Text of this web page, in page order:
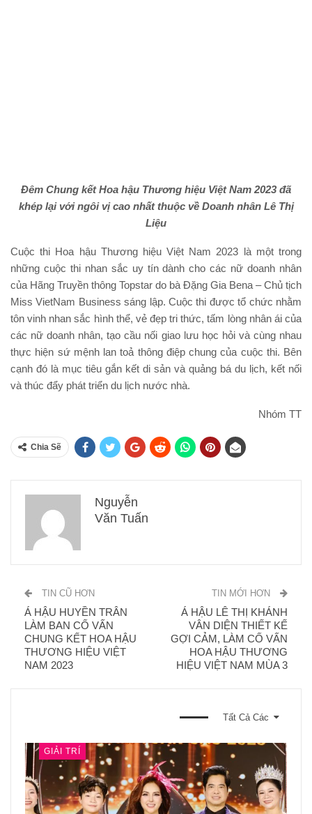
Đêm Chung kết Hoa hậu Thương hiệu Việt Nam 2023 đã
khép lại với ngôi vị cao nhất thuộc về Doanh nhân Lê Thị
Liệu
Cuộc thi Hoa hậu Thương hiệu Việt Nam 2023 là một trong
những cuộc thi nhan sắc uy tín dành cho các nữ doanh nhân
của Hãng Truyền thông Topstar do bà Đặng Gia Bena – Chủ tịch
Miss VietNam Business sáng lập. Cuộc thi được tổ chức nhằm
tôn vinh nhan sắc hình thể, vẻ đẹp tri thức, tấm lòng nhân ái của
các nữ doanh nhân, tạo cầu nối giao lưu học hỏi và cùng nhau
thực hiện sứ mệnh lan toả thông điệp chung của cuộc thi. Bên
cạnh đó là mục tiêu gắn kết di sản và quảng bá du lịch, kết nối
và thúc đẩy phát triển du lịch nước nhà.
Nhóm TT
Chia Sẽ
Nguyễn
Văn Tuấn
TIN CŨ HƠN
Á HẬU HUYỀN TRÂN
LÀM BAN CỐ VẤN
CHUNG KẾT HOA HẬU
THƯƠNG HIỆU VIỆT
NAM 2023
TIN MỚI HƠN
Á HẬU LÊ THỊ KHÁNH
VÂN DIỆN THIẾT KẾ
GỢI CẢM, LÀM CỐ VẤN
HOA HẬU THƯƠNG
HIỆU VIỆT NAM MÙA 3
Tất Cả Các
GIẢI TRÍ